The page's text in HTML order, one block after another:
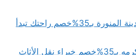
شركة نقل اثاث بالمدينة المنورة بـ35%خصم راحتك تبدأ
نقل عفش بمكه المكرمه بـ35%خصم خبراء نقل الأثاث